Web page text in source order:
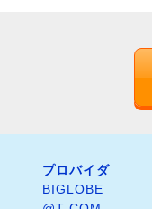
プロバイダ
BIGLOBE